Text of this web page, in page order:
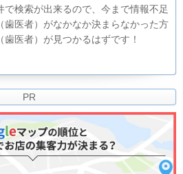
検索が出来るので、今まで情報不足
歯医者）がなかなか決まらなかった方
医者）が見つかるはずです！
PR